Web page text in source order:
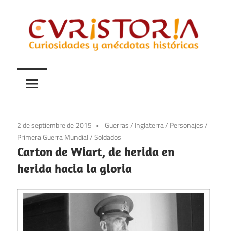
contenido
Curistoria
y
anécdotas
historia
2 de septiembre de 2015 Guerras/ Inglaterra/ Personajes/
Primera Guerra Mundial/Soldados
Carton de Wiart, de herida en
herida hacia la gloria